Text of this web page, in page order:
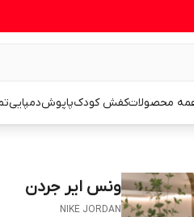
محصولاتکفش کودکپاپوشدمپایی
ونس ایر جردن
NIKE JORDAN